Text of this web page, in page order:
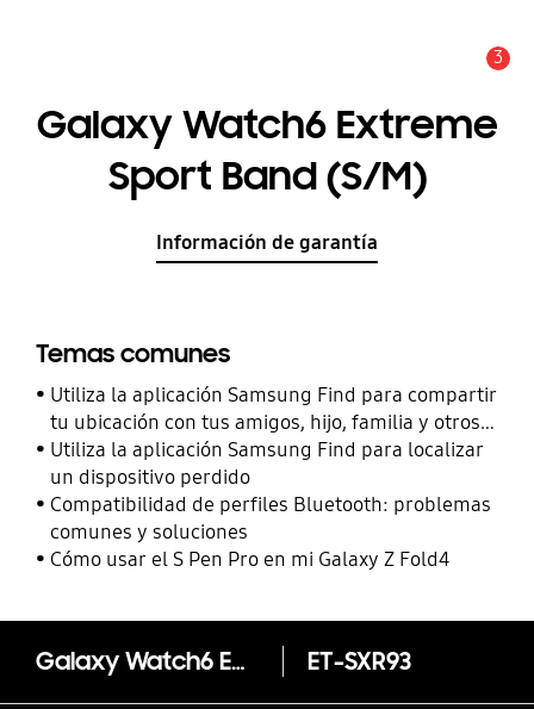
3
Galaxy Watch6 Extreme
Sport Band (S/M)
Información de garantía
Temas comunes
Utiliza la aplicación Samsung Find para compartir
tu ubicación con tus amigos, hijo, familia y otros
contactos
Utiliza la aplicación Samsung Find para localizar
un dispositivo perdido
Compatibilidad de perfiles Bluetooth: problemas
comunes y soluciones
Cómo usar el S Pen Pro en mi Galaxy Z Fold4
Galaxy Watch6 Extreme Sport Band (S/M) ET-SXR93